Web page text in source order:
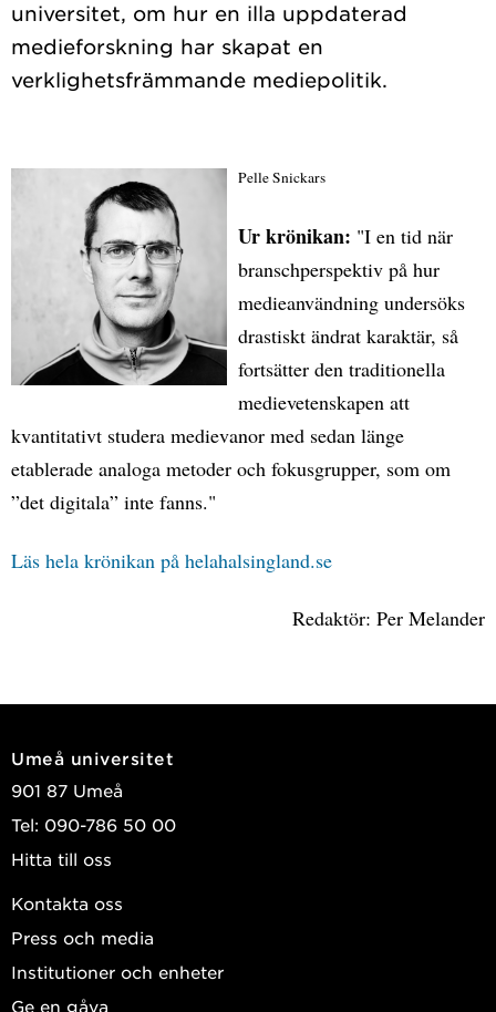
universitet, om hur en illa uppdaterad
medieforskning har skapat en
Pelle Snickars
Ur krönikan: "I en tid när
branschperspektiv på hur
medieanvändning undersöks
drastiskt ändrat karaktär, så
fortsätter den traditionella
medievetenskapen att
kvantitativt studera medievanor med sedan länge
etablerade analoga metoder och fokusgrupper, som om
”det digitala” inte fanns."
Läs hela krönikan på helahalsingland.se
Redaktör: Per Melander
Umeå universitet
901 87 Umeå
Tel: 090-786 50 00
Hitta till oss
Kontakta oss
Press och media
Institutioner och enheter
Ge en gåva